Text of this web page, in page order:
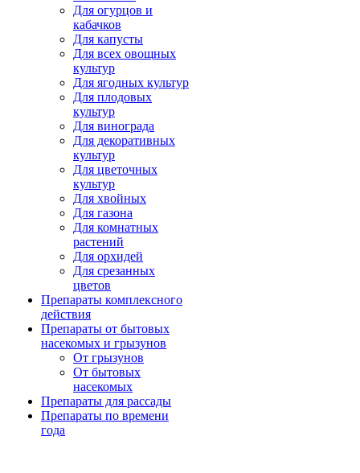
Для огурцов и
кабачков
Для капусты
Для всех овощных
культур
Для ягодных культур
Для плодовых
культур
Для винограда
Для декоративных
культур
Для цветочных
культур
Для хвойных
Для газона
Для комнатных
растений
Для орхидей
Для срезанных
цветов
Препараты комплексного
действия
Препараты от бытовых
насекомых и грызунов
От грызунов
От бытовых
насекомых
Препараты для рассады
Препараты по времени
года